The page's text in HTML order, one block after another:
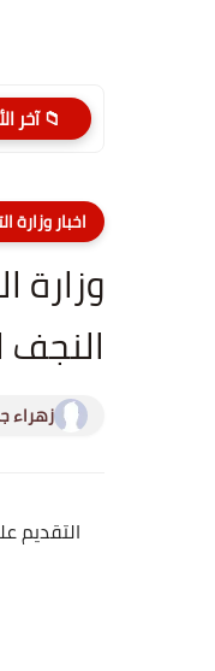
📁 آخر
اخبار وزارة
وزارة
زهراء
التقديم